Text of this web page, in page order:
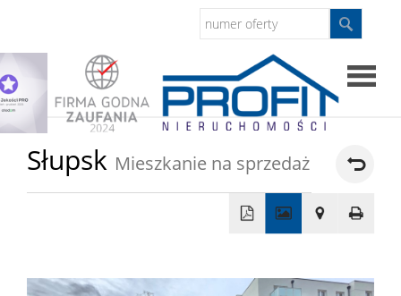
Słupsk Mieszkanie na sprzedaż
−